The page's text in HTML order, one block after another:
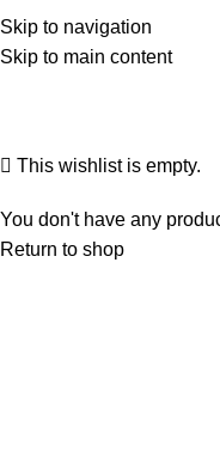
Skip to navigation
Skip to main content
Wishlist
This wishlist is empty.
You don't have any
Return to shop